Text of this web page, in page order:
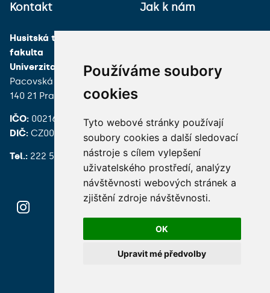
Používáme soubory
cookies
Tyto webové stránky používají
soubory cookies a další sledovací
nástroje s cílem vylepšení
uživatelského prostředí, analýzy
návštěvnosti webových stránek a
zjištění zdroje návštěvnosti.
OK
Upravit mé předvolby
Kontakt
Husitská teologická
fakulta
Univerzita Karlova
Pacovská 350/4
140 21 Praha 4
IČO: 00216208
DIČ: CZ00216208
Tel.: 222 539 200
Jak k nám
Hledání osob Nastavení cookie